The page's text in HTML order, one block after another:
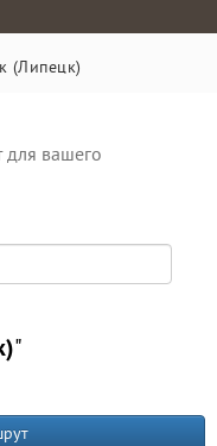
(Липецк)
для вашего
"